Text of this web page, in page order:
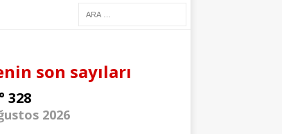
son sayıları
328
2026